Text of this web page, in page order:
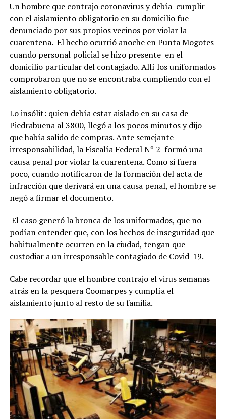
Un hombre que contrajo coronavirus y debía cumplir
con el aislamiento obligatorio en su domicilio fue
denunciado por sus propios vecinos por violar la
cuarentena. El hecho ocurrió anoche en Punta Mogotes
cuando personal policial se hizo presente en el
domicilio particular del contagiado. Allí los uniformados
comprobaron que no se encontraba cumpliendo con el
aislamiento obligatorio.
Lo insólit: quien debía estar aislado en su casa de
Piedrabuena al 3800, llegó a los pocos minutos y dijo
que había salido de compras. Ante semejante
irresponsabilidad, la Fiscalía Federal Nº 2 formó una
causa penal por violar la cuarentena. Como si fuera
poco, cuando notificaron de la formación del acta de
infracción que derivará en una causa penal, el hombre se
negó a firmar el documento.
El caso generó la bronca de los uniformados, que no
podían entender que, con los hechos de inseguridad que
habitualmente ocurren en la ciudad, tengan que
custodiar a un irresponsable contagiado de Covid-19.
Cabe recordar que el hombre contrajo el virus semanas
atrás en la pesquera Coomarpes y cumplía el
aislamiento junto al resto de su familia.